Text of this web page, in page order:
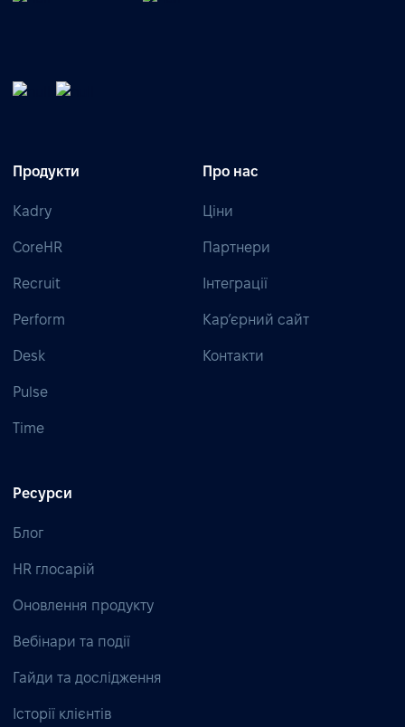
Продукти
Kadry
CoreHR
Recruit
Perform
Desk
Pulse
Time
Про нас
Ціни
Партнери
Інтеграції
Кар’єрний сайт
Контакти
Ресурси
Блог
HR глосарій
Оновлення продукту
Вебінари та події
Гайди та дослідження
Історії клієнтів